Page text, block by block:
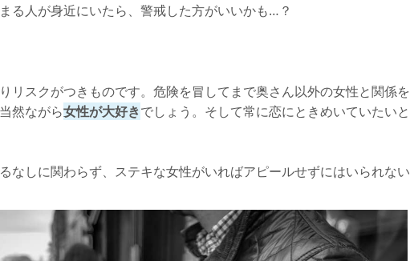
る人が身近にいたら、警戒した方がいいかも…？
リスクがつきものです。危険を冒してまで奥さん以外の女性と関係を
然ながら女性が大好きでしょう。そして常に恋にときめいていたいと
なしに関わらず、ステキな女性がいればアピールせずにはいられない